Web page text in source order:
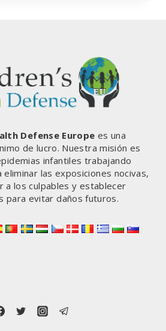
Defense Europe es una
de lucro. Nuestra misión es
infantiles trabajando
las exposiciones nocivas,
a los culpables y establecer
para evitar daños futuros.